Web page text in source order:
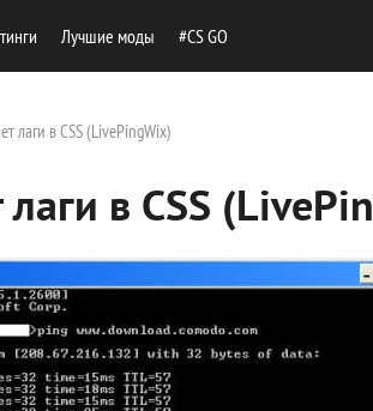
Лучшие моды #CS GO
лаги в CSS (LivePingWix)
в CSS